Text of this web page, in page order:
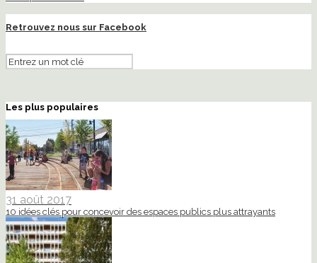
Retrouvez nous sur Facebook
Les plus populaires
31 août 2017
10 idées clés pour concevoir des espaces publics plus attrayants